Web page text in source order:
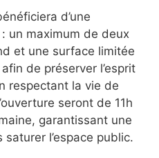
d’une
un maximum de deux
et une surface limitée
de préserver l’esprit
respectant la vie de
seront de 11h
garantissant une
l’espace public.